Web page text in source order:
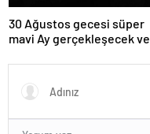
30 Ağustos gecesi süper
mavi Ay gerçekleşecek ve
olacak